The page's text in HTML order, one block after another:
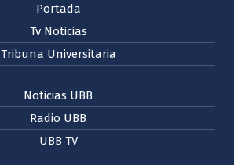
Portada
Tv Noticias
Tribuna Universitaria
Noticias UBB
Radio UBB
UBB TV